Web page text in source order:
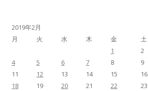
2019年2月
月
火 水 木 金 土
1 2
4
5 6 7 8 9
11
12 13 14 15 16
18
19 20 21 22 23